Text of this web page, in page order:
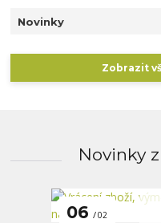
Novinky
Zobrazit
Novinky
06 02